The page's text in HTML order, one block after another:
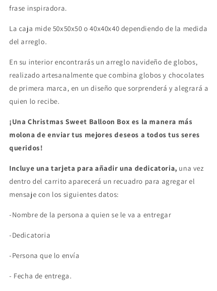
frase inspiradora.
La caja mide 50x50x50 o 40x40x40 dependiendo de la medida
del arreglo.
En su interior encontrarás un arreglo navideño de globos,
realizado artesanalmente que combina globos y chocolates
de primera marca, en un diseño que sorprenderá y alegrará a
quien lo recibe.
¡Una Christmas Sweet Balloon Box es la manera más
molona de enviar tus mejores deseos a todos tus seres
queridos!
Incluye una tarjeta para añadir una dedicatoria, una vez
dentro del carrito aparecerá un recuadro para agregar el
mensaje con los siguientes datos:
-Nombre de la persona a quien se le va a entregar
-Dedicatoria
-Persona que lo envía
- Fecha de entrega.